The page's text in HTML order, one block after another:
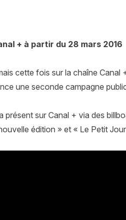
+ à partir du 28 mars 2016
cette fois sur la chaîne Canal
une seconde campagne
sur Canal + via des
édition » et « Le Petit